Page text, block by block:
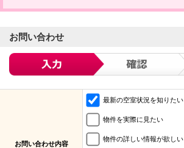
お問い合わせ
お問い合わせ内容
最新の空室状況を知りたい
物件を実際に見たい
物件の詳しい情報が欲しい